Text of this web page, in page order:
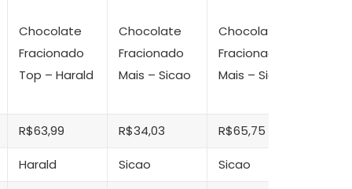
Chocolate
Fracionado
Top – Harald
Chocolate
Fracionado
Mais – Sicao
Chocolate
Fracionado
Mais – Sicao
R$63,99 R$34,03 R$65,75
Harald Sicao Sicao